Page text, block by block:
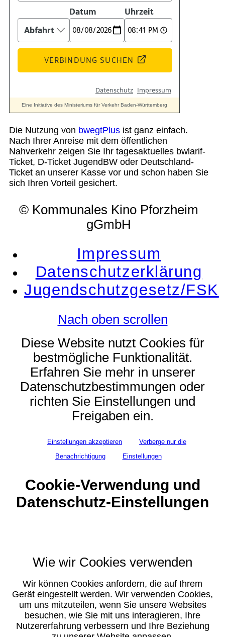
Die Nutzung von bwegtPlus ist ganz einfach.
Nach Ihrer Anreise mit dem öffentlichen
Nahverkehr zeigen Sie Ihr tagesaktuelles bwlarif-
Ticket, D-Ticket JugendBW oder Deutschland-
Ticket an unserer Kasse vor und schon haben Sie
sich Ihren Vorteil gesichert.
© Kommunales Kino Pforzheim
gGmbH
Impressum
Datenschutzerklärung
Jugendschutzgesetz/FSK
Nach oben scrollen
Diese Website nutzt Cookies für
bestmögliche Funktionalität.
Erfahren Sie mehr in unserer
Datenschutzbestimmungen oder
richten Sie Einstellungen und
Freigaben ein.
Einstellungen akzeptieren
Verberge nur die
Benachrichtigung
Einstellungen
Cookie-Verwendung und
Datenschutz-Einstellungen
Wie wir Cookies verwenden
Wir können Cookies anfordern, die auf Ihrem
Gerät eingestellt werden. Wir verwenden Cookies,
um uns mitzuteilen, wenn Sie unsere Websites
besuchen, wie Sie mit uns interagieren, Ihre
Nutzererfahrung verbessern und Ihre Beziehung